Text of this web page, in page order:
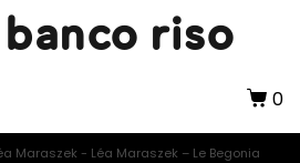
riso
0
Maraszek - Léa Maraszek – Le Begonia